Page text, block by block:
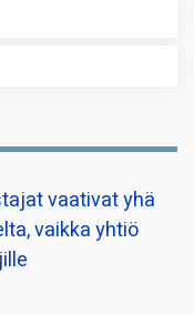
vaativat yhä
vaikka yhtiö